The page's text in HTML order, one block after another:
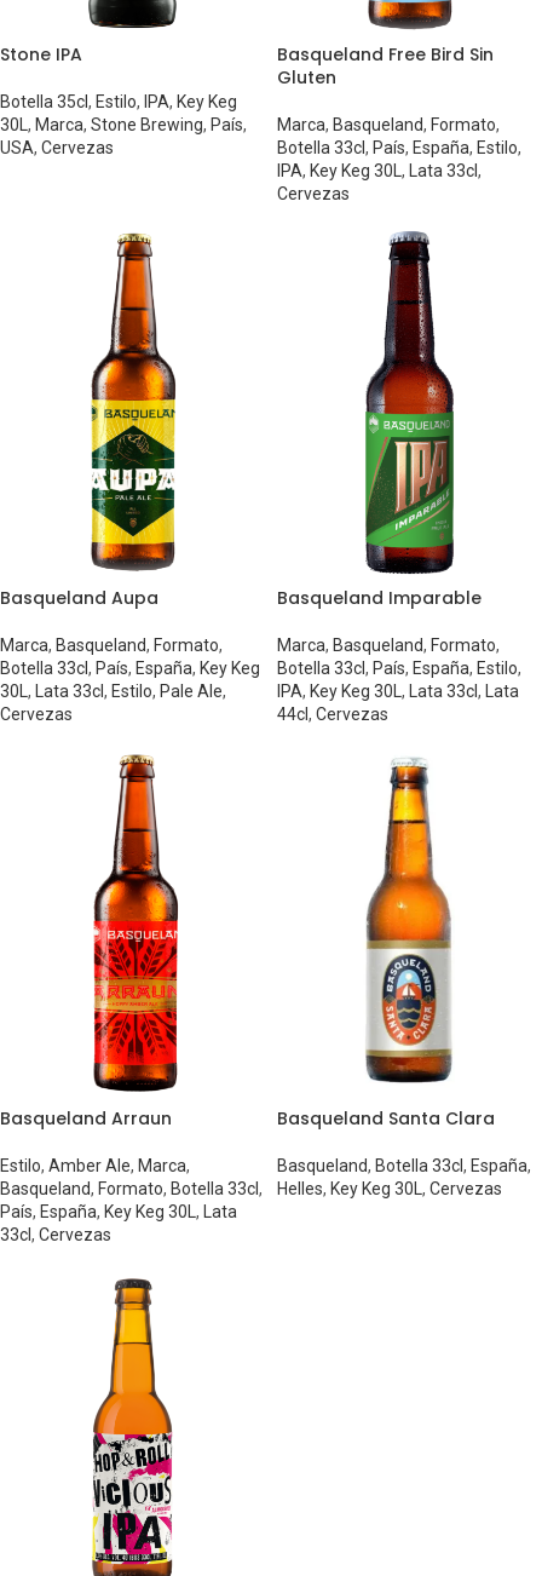
Stone IPA
Botella 35cl, Estilo, IPA, Key Keg
30L , Marca, Stone Brewing, País,
USA, Cervezas
Basqueland Free Bird Sin
Gluten
Marca, Basqueland, Formato,
Botella 33cl, País, España, Estilo,
IPA, Key Keg 30L , Lata 33cl,
Cervezas
Basqueland Aupa
Marca, Basqueland, Formato,
Botella 33cl, País, España, Key Keg
30L , Lata 33cl, Estilo, Pale Ale,
Cervezas
Basqueland Imparable
Marca, Basqueland, Formato,
Botella 33cl, País, España, Estilo,
IPA, Key Keg 30L , Lata 33cl,
Lata
44cl, Cervezas
Basqueland Arraun
Estilo, Amber Ale, Marca,
Basqueland, Formato, Botella 33cl,
País, España, Key Keg 30L, Lata
33cl, Cervezas
Basqueland Santa Clara
Basqueland, Botella 33cl, España,
Helles, Key Keg 30L, Cervezas